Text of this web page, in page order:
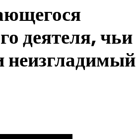
деятеля, чьи
неизгладимый